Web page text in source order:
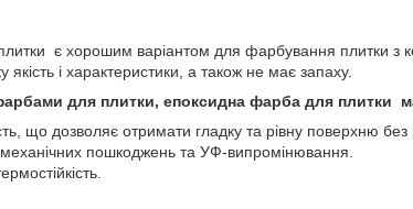
є хорошим варіантом для фарбування плитки з
і характеристики, а також не має запаху.
для плитки, епоксидна фарба для плитки
що дозволяє отримати гладку та рівну поверхню без
механічних пошкоджень та УФ-випромінювання.